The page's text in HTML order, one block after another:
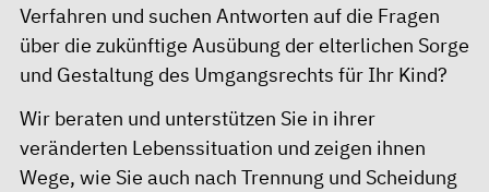
Verfahren und suchen Antworten auf die Fragen
über die zukünftige Ausübung der elterlichen Sorge
und Gestaltung des Umgangsrechts für Ihr Kind?
Wir beraten und unterstützen Sie in ihrer
veränderten Lebenssituation und zeigen ihnen
Wege, wie Sie auch nach Trennung und Scheidung